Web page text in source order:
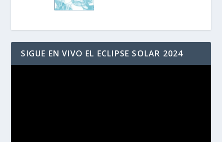
SIGUE EN VIVO EL ECLIPSE SOLAR 2024